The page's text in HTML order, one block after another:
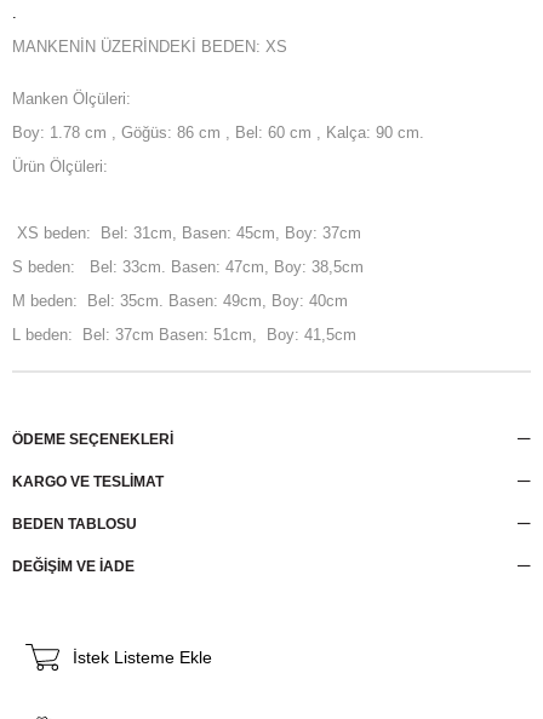
.
MANKENİN ÜZERİNDEKİ BEDEN: XS
Manken Ölçüleri:
Boy: 1.78 cm , Göğüs: 86 cm , Bel: 60 cm , Kalça: 90 cm.
Ürün Ölçüleri:
XS beden: Bel: 31cm, Basen: 45cm, Boy: 37cm
S beden: Bel: 33cm. Basen: 47cm, Boy: 38,5cm
M beden: Bel: 35cm. Basen: 49cm, Boy: 40cm
L beden: Bel: 37cm Basen: 51cm, Boy: 41,5cm
ÖDEME SEÇENEKLERI
KARGO VE TESLİMAT
BEDEN TABLOSU
DEĞİŞİM VE İADE
İstek Listeme Ekle